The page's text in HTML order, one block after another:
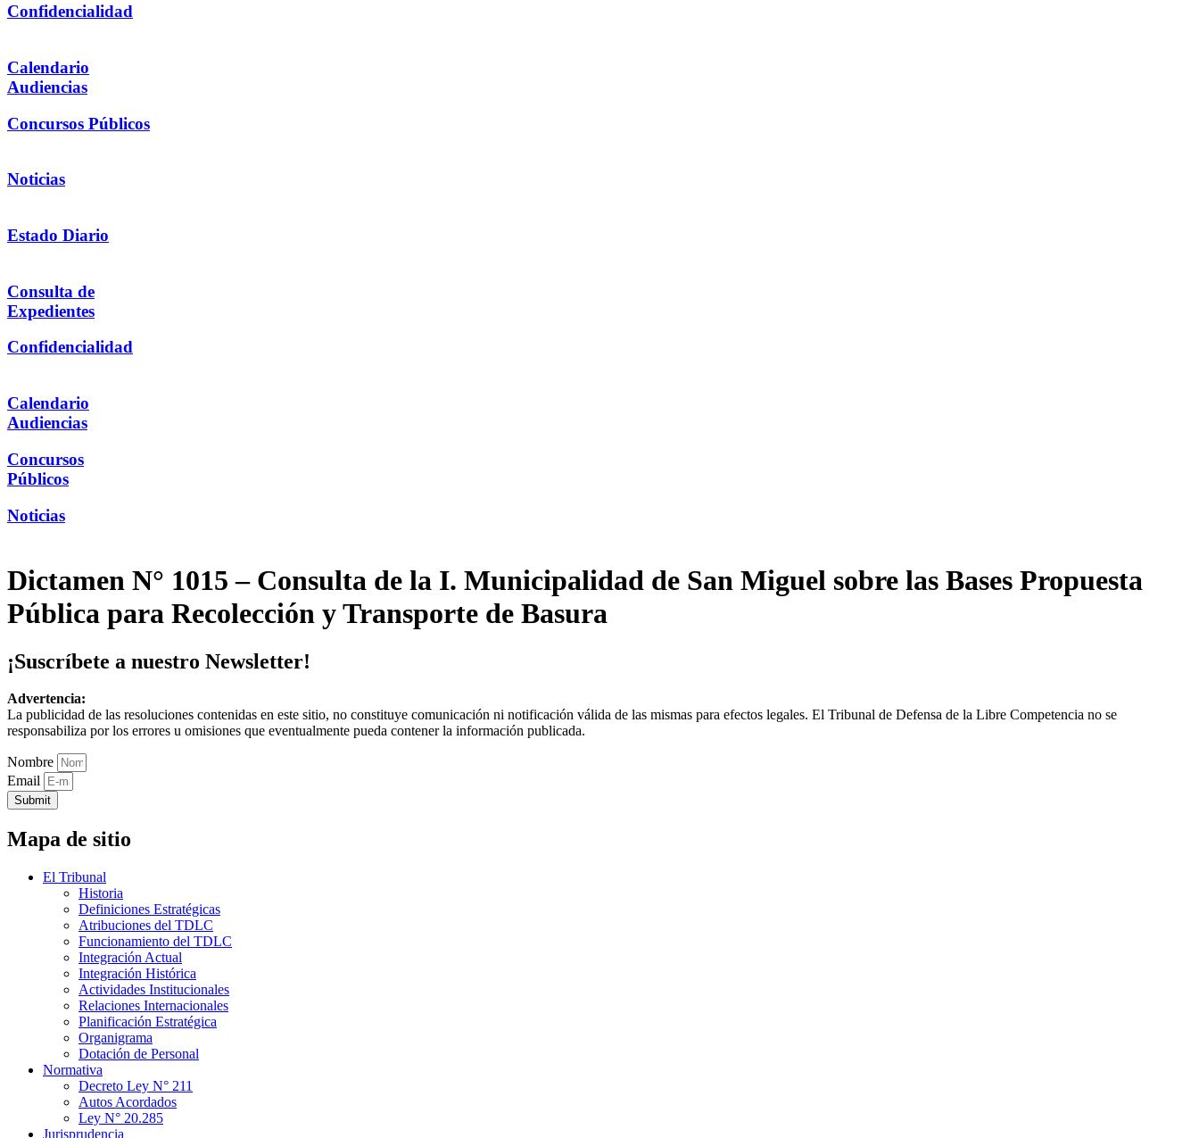
Confidencialidad
Calendario
Audiencias
Concursos Públicos
Noticias
Estado Diario
Consulta de
Expedientes
Confidencialidad
Calendario
Audiencias
Concursos
Públicos
Noticias
Dictamen N° 1015 – Consulta de la I. Municipalidad de San Miguel sobre las Bases Propuesta
Pública para Recolección y Transporte de Basura
¡Suscríbete a nuestro Newsletter!
Advertencia:
La publicidad de las resoluciones contenidas en este sitio, no constituye comunicación ni notificación válida de las mismas para efectos legales. El Tribunal de Defensa de la Libre Competencia no se
responsabiliza por los errores u omisiones que eventualmente pueda contener la información publicada.
Nombre
Email
Submit
Mapa de sitio
El Tribunal
Historia
Definiciones Estratégicas
Atribuciones del TDLC
Funcionamiento del TDLC
Integración Actual
Integración Histórica
Actividades Institucionales
Relaciones Internacionales
Planificación Estratégica
Organigrama
Dotación de Personal
Normativa
Decreto Ley N° 211
Autos Acordados
Ley N° 20.285
Jurisprudencia